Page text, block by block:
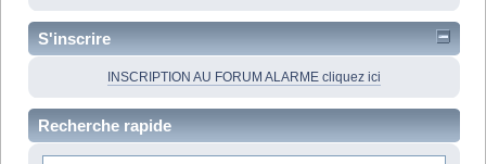
S'inscrire
INSCRIPTION AU FORUM ALARME cliquez ici
Recherche rapide